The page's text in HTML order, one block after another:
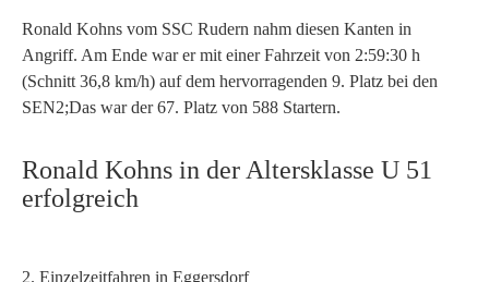
Ronald Kohns vom SSC Rudern nahm diesen Kanten in
Angriff. Am Ende war er mit einer Fahrzeit von 2:59:30 h
(Schnitt 36,8 km/h) auf dem hervorragenden 9. Platz bei den
SEN2;Das war der 67. Platz von 588 Startern.
Ronald Kohns in der Altersklasse U 51
erfolgreich
2. Einzelzeitfahren in Eggersdorf